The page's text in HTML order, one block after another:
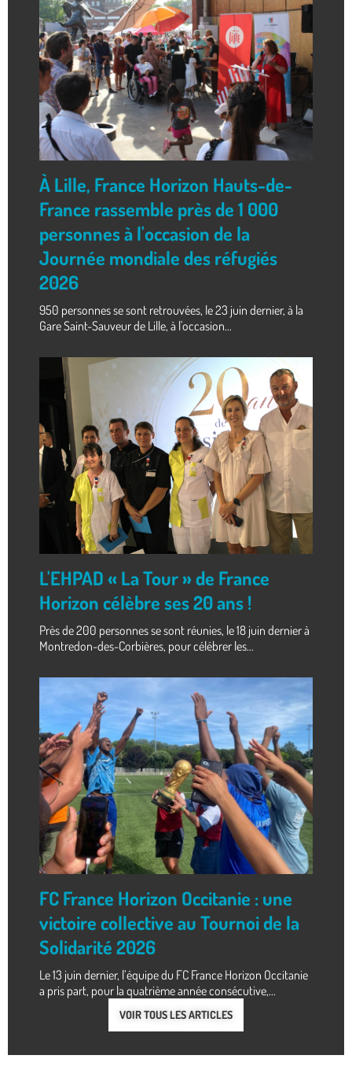
À Lille, France Horizon Hauts-de-
France rassemble près de 1 000
personnes à l'occasion de la
Journée mondiale des réfugiés
2026
950 personnes se sont retrouvées, le 23 juin dernier, à la
Gare Saint-Sauveur de Lille, à l'occasion...
L'EHPAD « La Tour » de France
Horizon célèbre ses 20 ans !
Près de 200 personnes se sont réunies, le 18 juin dernier à
Montredon-des-Corbières, pour célébrer les...
FC France Horizon Occitanie : une
victoire collective au Tournoi de la
Solidarité 2026
Le 13 juin dernier, l’équipe du FC France Horizon Occitanie
a pris part, pour la quatrième année consécutive,...
VOIR TOUS LES ARTICLES